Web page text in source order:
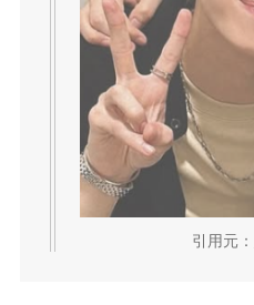
引用元：